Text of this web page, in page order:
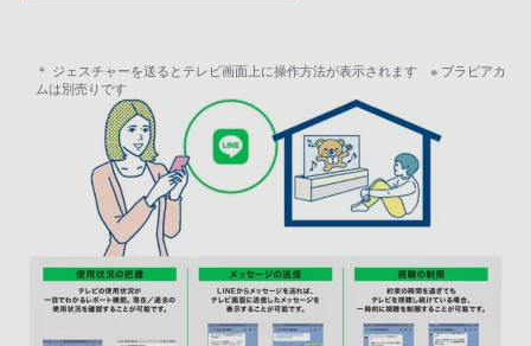
＊ ジェスチャーを送るとテレビ画面上に操作方法が表示されます ※ ブラビアカ
ムは別売りです